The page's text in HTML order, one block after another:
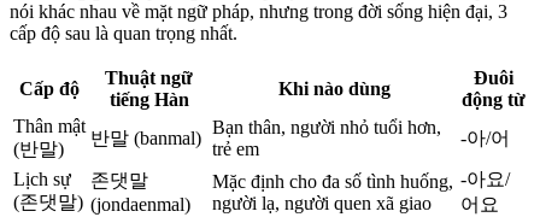
nói khác nhau về mặt ngữ pháp, nhưng trong đời sống hiện đại, 3
cấp độ sau là quan trọng nhất.
Cấp độ
Thuật ngữ
tiếng Hàn
Khi nào dùng
Đuôi
động từ
Thân mật
(반말)
반말 (banmal)
Bạn thân, người nhỏ tuổi hơn,
trẻ em
-아/어
Lịch sự
(존댓말)
존댓말
(jondaenmal)
Mặc định cho đa số tình huống,
người lạ, người quen xã giao
-아요/
어요